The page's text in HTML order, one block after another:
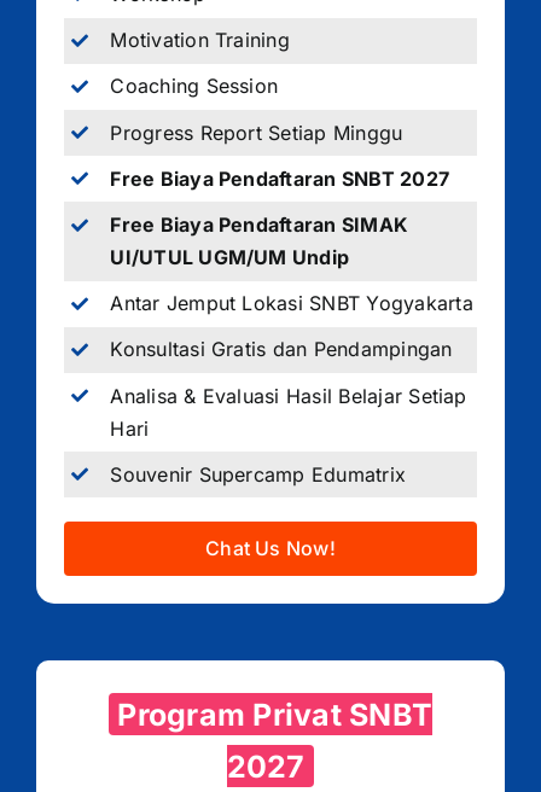
Motivation Training
Coaching Session
Progress Report Setiap Minggu
Free Biaya Pendaftaran SNBT 2027
Free Biaya Pendaftaran SIMAK
UI/UTUL UGM/UM Undip
Antar Jemput Lokasi SNBT Yogyakarta
Konsultasi Gratis dan Pendampingan
Analisa & Evaluasi Hasil Belajar Setiap
Hari
Souvenir Supercamp Edumatrix
Chat Us Now!
Program Privat SNBT
2027